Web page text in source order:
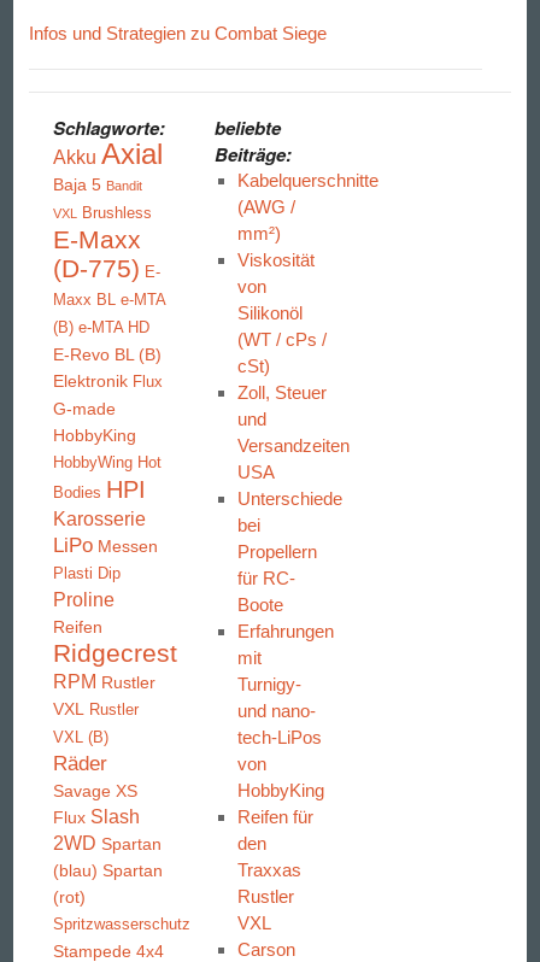
Infos und Strategien zu Combat Siege
Schlagworte:
Akku Axial
Baja 5 Bandit
VXL
Brushless
E-Maxx
(D-775) E-
Maxx BL e-MTA
(B) e-MTA HD
E-Revo BL (B)
Elektronik Flux
G-made
HobbyKing
HobbyWing Hot
Bodies HPI
Karosserie
LiPo Messen
Plasti Dip
Proline
Reifen
Ridgecrest
RPM Rustler
VXL
Rustler
VXL (B)
Räder
Savage XS
Flux Slash
2WD Spartan
(blau) Spartan
(rot)
Spritzwasserschutz
Stampede 4x4
beliebte
Beiträge:
Kabelquerschnitte
(AWG /
mm²)
Viskosität
von
Silikonöl
(WT / cPs /
cSt)
Zoll, Steuer
und
Versandzeiten
USA
Unterschiede
bei
Propellern
für RC-
Boote
Erfahrungen
mit
Turnigy-
und nano-
tech-LiPos
von
HobbyKing
Reifen für
den
Traxxas
Rustler
VXL
Carson